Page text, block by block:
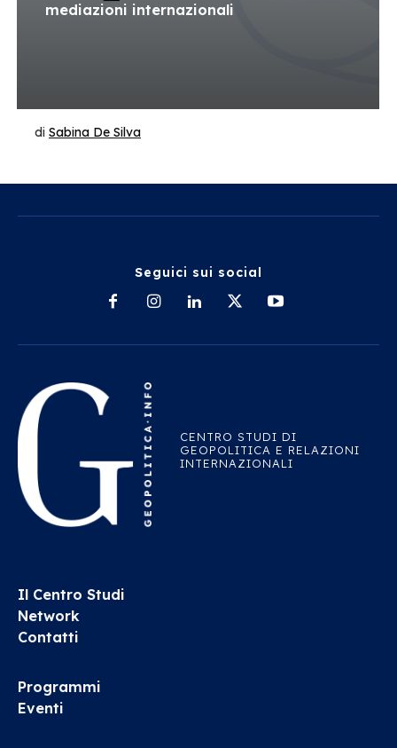
mediazioni internazionali
di Sabina De Silva
Seguici sui social
CENTRO STUDI DI
GEOPOLITICA E RELAZIONI
INTERNAZIONALI
Il Centro Studi
Network
Contatti
Programmi
Eventi